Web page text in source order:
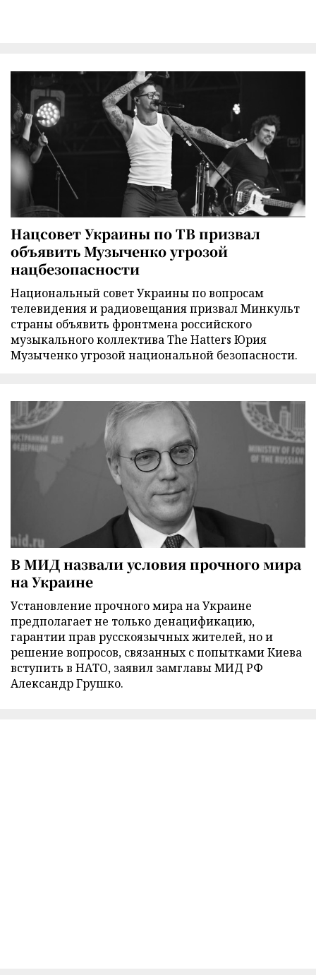
Нацсовет Украины по ТВ призвал
объявить Музыченко угрозой
нацбезопасности
Национальный совет Украины по вопросам
телевидения и радиовещания призвал Минкульт
страны объявить фронтмена российского
музыкального коллектива The Hatters Юрия
Музыченко угрозой национальной безопасности.
В МИД назвали условия прочного мира
на Украине
Установление прочного мира на Украине
предполагает не только денацификацию,
гарантии прав русскоязычных жителей, но и
решение вопросов, связанных с попытками Киева
вступить в НАТО, заявил замглавы МИД РФ
Александр Грушко.